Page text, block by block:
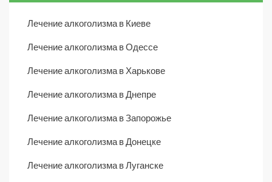
Лечение алкоголизма в Киеве
Лечение алкоголизма в Одессе
Лечение алкоголизма в Харькове
Лечение алкоголизма в Днепре
Лечение алкоголизма в Запорожье
Лечение алкоголизма в Донецке
Лечение алкоголизма в Луганске